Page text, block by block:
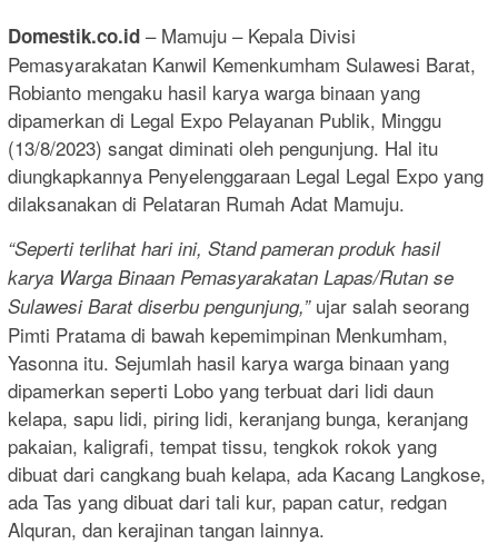
Domestik.co.id – Mamuju – Kepala Divisi
Pemasyarakatan Kanwil Kemenkumham Sulawesi Barat,
Robianto mengaku hasil karya warga binaan yang
dipamerkan di Legal Expo Pelayanan Publik, Minggu
(13/8/2023) sangat diminati oleh pengunjung. Hal itu
diungkapkannya Penyelenggaraan Legal Legal Expo yang
dilaksanakan di Pelataran Rumah Adat Mamuju.
“Seperti terlihat hari ini, Stand pameran produk hasil
karya Warga Binaan Pemasyarakatan Lapas/Rutan se
Sulawesi Barat diserbu pengunjung,”ujar salah seorang
Pimti Pratama di bawah kepemimpinan Menkumham,
Yasonna itu. Sejumlah hasil karya warga binaan yang
dipamerkan seperti Lobo yang terbuat dari lidi daun
kelapa, sapu lidi, piring lidi, keranjang bunga, keranjang
pakaian, kaligrafi, tempat tissu, tengkok rokok yang
dibuat dari cangkang buah kelapa, ada Kacang Langkose,
ada Tas yang dibuat dari tali kur, papan catur, redgan
Alquran, dan kerajinan tangan lainnya.